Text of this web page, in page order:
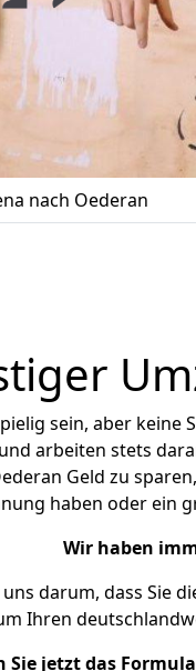
nach Oederan
sein, aber keine
und arbeiten stets
Geld zu
haben oder ein
Wir haben
darum, dass Sie
Ihren
Sie jetzt das